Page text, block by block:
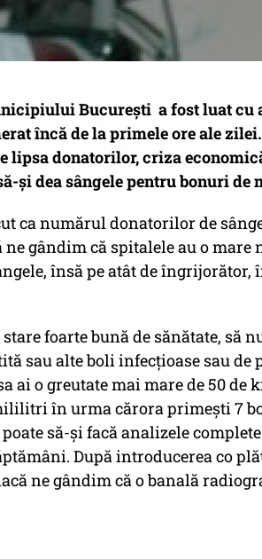
Bucureşti a fost luat cu
încă de la primele ore ale
lipsa donatorilor, criza
dea sângele pentru bonuri de
ca numărul donatorilor de
gândim că spitalele au o mare
însă pe atât de îngrijorător,
foarte bună de sănătate, să
sau alte boli infecţioase sau de
ai o greutate mai mare de 50 de
în urma cărora primeşti 7
să-şi facă analizele
După introducerea co
ne gândim că o banală